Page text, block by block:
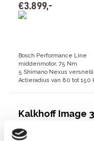
€3.899,-
Bosch Performance Line
middenmotor, 75 Nm
5 Shimano Nexus
Actieradius van 80 tot 150
Kalkhoff Image
10